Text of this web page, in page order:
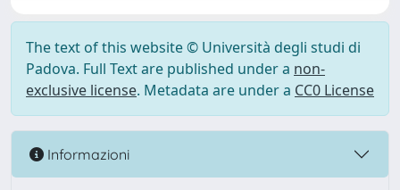
The text of this website © Università degli studi di
Padova. Full Text are published under a non-
exclusive license. Metadata are under a CC0 License
Informazioni